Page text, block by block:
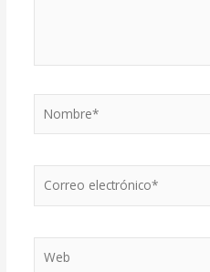
electrónico*